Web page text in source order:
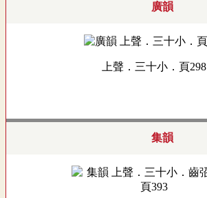
廣韻
上聲．三十小．頁298
集韻